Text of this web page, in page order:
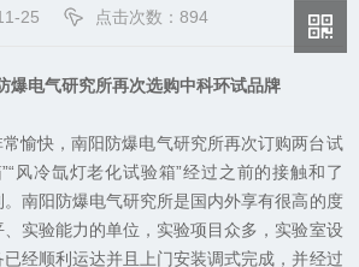
25 点击次数：894
爆电气研究所再次选购中科环试品牌
愉快，南阳防爆电气研究所再次订购两台试
风冷氙灯老化试验箱”经过之前的接触和了
南阳防爆电气研究所是国内外享有很高的度
实验能力的单位，实验项目众多，实验室设
经顺利运达并且上门安装调式完成，并经过